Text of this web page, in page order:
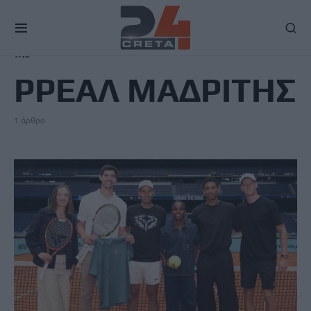
TAG
ΡΡΕΑΛ ΜΑΔΡΙΤΗΣ
1 άρθρο